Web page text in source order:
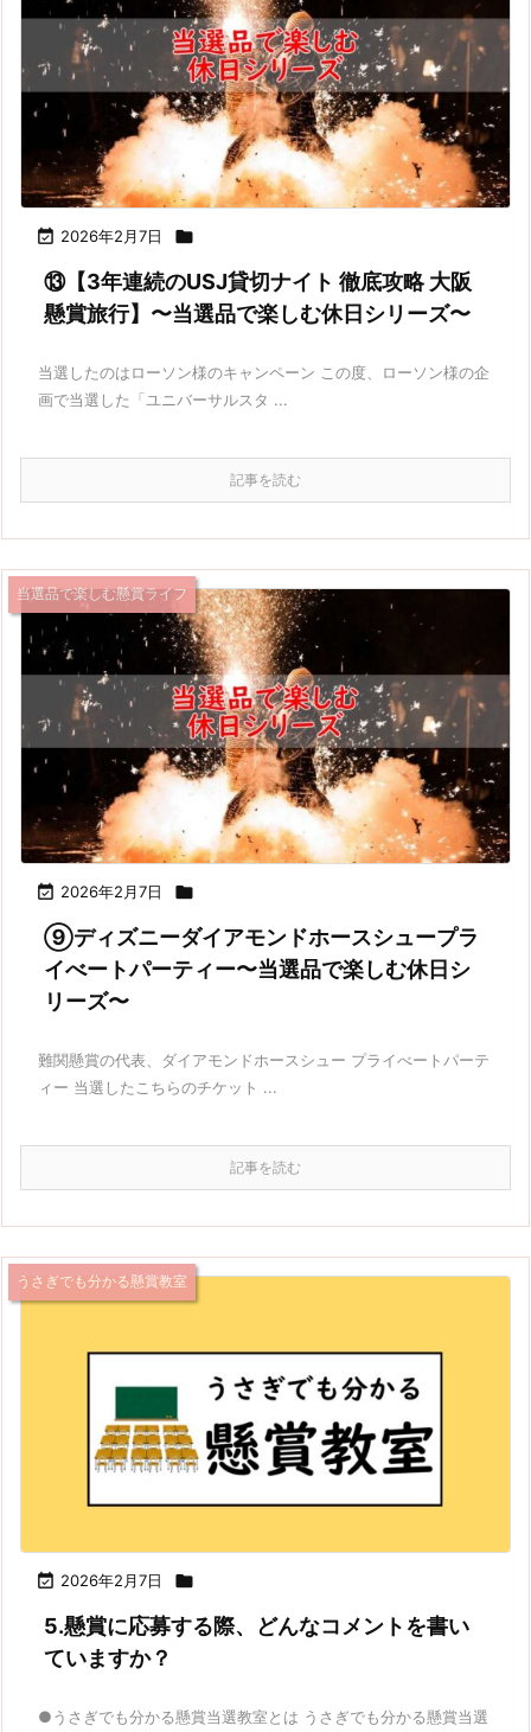
 2026年2月7日 
⑬【3年連続のUSJ貸切ナイト 徹底攻略 大阪
懸賞旅行】〜当選品で楽しむ休日シリーズ〜
当選したのはローソン様のキャンペーン この度、ローソン様の企
画で当選した「ユニバーサルスタ ...
記事を読む
 2026年2月7日 
当選品で楽しむ懸賞ライフ
⑨ディズニーダイアモンドホースシュープラ
イべートパーティー〜当選品で楽しむ休日シ
リーズ〜
難関懸賞の代表、ダイアモンドホースシュー プライべートパーテ
ィー 当選したこちらのチケット ...
記事を読む
 2026年2月7日 
うさぎでも分かる懸賞教室
5.懸賞に応募する際、どんなコメントを書い
ていますか？
●うさぎでも分かる懸賞当選教室とは うさぎでも分かる懸賞当選